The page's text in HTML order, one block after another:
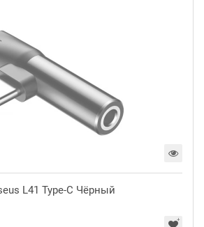
L41 Type-C Чёрный